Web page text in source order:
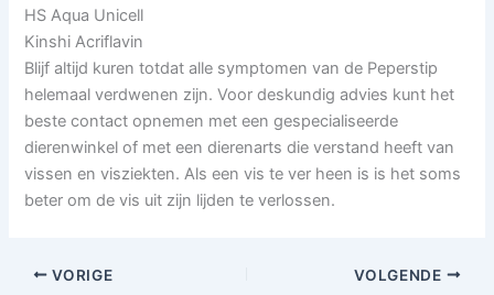
HS Aqua Unicell
Kinshi Acriflavin
Blijf altijd kuren totdat alle symptomen van de Peperstip
helemaal verdwenen zijn. Voor deskundig advies kunt het
beste contact opnemen met een gespecialiseerde
dierenwinkel of met een dierenarts die verstand heeft van
vissen en visziekten. Als een vis te ver heen is is het soms
beter om de vis uit zijn lijden te verlossen.
VORIGE VOLGENDE